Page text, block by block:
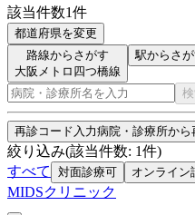
該当件数1件
都道府県を変更
路線からさがす
大阪メトロ四つ橋線
駅からさ
再診コード入力病院・診療所から
絞り込み(該当件数: 1件)
すべて
対面診療可 オンライン
MIDSクリニック